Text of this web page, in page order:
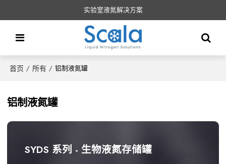
实验室液氮解决方案
首页 / 所有 / 铝制液氮罐
铝制液氮罐
SYDS 系列 - 生物液氮存储罐